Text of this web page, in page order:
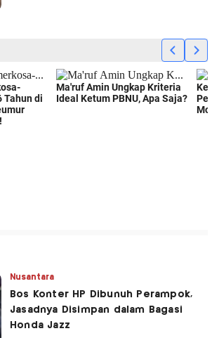
Nusantara
Bos Konter HP Dibunuh Perampok,
Jasadnya Disimpan dalam Bagasi
Honda Jazz